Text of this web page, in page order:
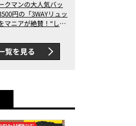
クマンの大人気バッ
円の「3WAYリュッ
マニアが絶賛！“しご
に優秀だった
覧を見る